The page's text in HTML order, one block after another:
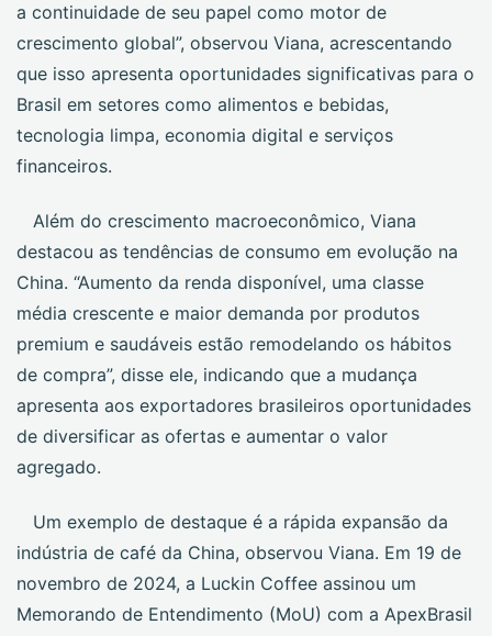
a continuidade de seu papel como motor de
crescimento global”, observou Viana, acrescentando
que isso apresenta oportunidades significativas para o
Brasil em setores como alimentos e bebidas,
tecnologia limpa, economia digital e serviços
financeiros.
Além do crescimento macroeconômico, Viana
destacou as tendências de consumo em evolução na
China. “Aumento da renda disponível, uma classe
média crescente e maior demanda por produtos
premium e saudáveis estão remodelando os hábitos
de compra”, disse ele, indicando que a mudança
apresenta aos exportadores brasileiros oportunidades
de diversificar as ofertas e aumentar o valor
agregado.
Um exemplo de destaque é a rápida expansão da
indústria de café da China, observou Viana. Em 19 de
novembro de 2024, a Luckin Coffee assinou um
Memorando de Entendimento (MoU) com a ApexBrasil